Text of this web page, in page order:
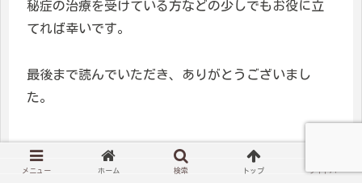
秘症の治療を受けている方などの少しでもお役に立
てれば幸いです。
最後まで読んでいただき、ありがとうございまし
た。
メニュー ホーム 検索 トップ サイドバー